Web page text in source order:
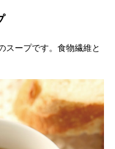
スープです。食物繊維と